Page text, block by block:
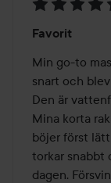
5
av
5
Favorit
Min go-to
snart och
Den är
Mina korta
böjer först
torkar snabbt
dagen.